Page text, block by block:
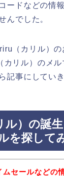
ードなどの情
んでした。
（カリル）の
カリル）のメ
記事にしてい
）の誕
を探して
セールなどの